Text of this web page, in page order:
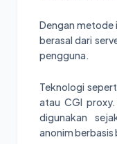
Dengan metode
berasal dari
pengguna.
Teknologi
atau CGI
digunakan
anonim berbasis